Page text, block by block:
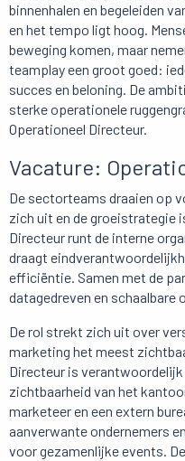
binnenhalen en begeleiden
en het tempo ligt hoog.
beweging komen, maar
teamplay een groot goed:
succes en beloning. De
sterke operationele
Operationeel Directeur.
Vacature:
De sectorteams draaien op
zich uit en de groeistrategie
Directeur runt de interne
draagt
efficiëntie. Samen met de
datagedreven en schaalbare
De rol strekt zich uit over
marketing het meest
Directeur is verantwoordelijk
zichtbaarheid van het
marketeer en een extern
aanverwante ondernemers
voor gezamenlijke events.